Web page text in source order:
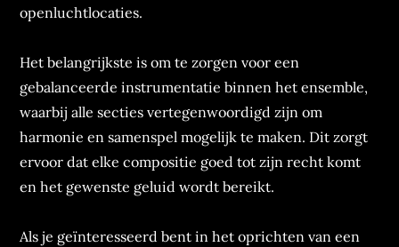
openluchtlocaties.
Het belangrijkste is om te zorgen voor een
gebalanceerde instrumentatie binnen het ensemble,
waarbij alle secties vertegenwoordigd zijn om
harmonie en samenspel mogelijk te maken. Dit zorgt
ervoor dat elke compositie goed tot zijn recht komt
en het gewenste geluid wordt bereikt.
Als je geïnteresseerd bent in het oprichten van een